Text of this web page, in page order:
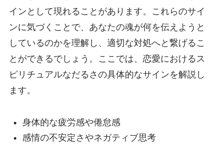
インとして現れることがあります。これらのサイ
ンに気づくことで、あなたの魂が何を伝えようと
しているのかを理解し、適切な対処へと繋げるこ
とができるでしょう。ここでは、恋愛におけるス
ピリチュアルなだるさの具体的なサインを解説し
ます。
身体的な疲労感や倦怠感
感情の不安定さやネガティブ思考